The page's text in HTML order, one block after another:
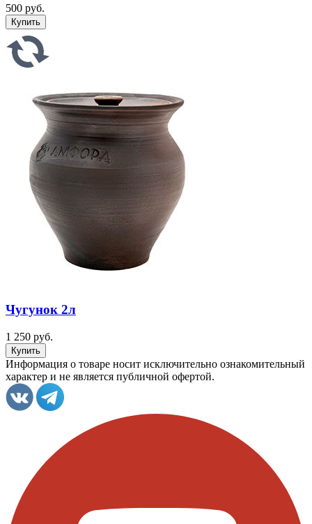
500 руб.
Чугунок 2л
1 250 руб.
Информация о товаре носит исключительно ознакомительный
характер и не является публичной офертой.